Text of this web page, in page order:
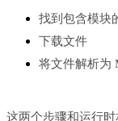
找到包含模块
下载文件
将文件解析为
这两个步骤和运行